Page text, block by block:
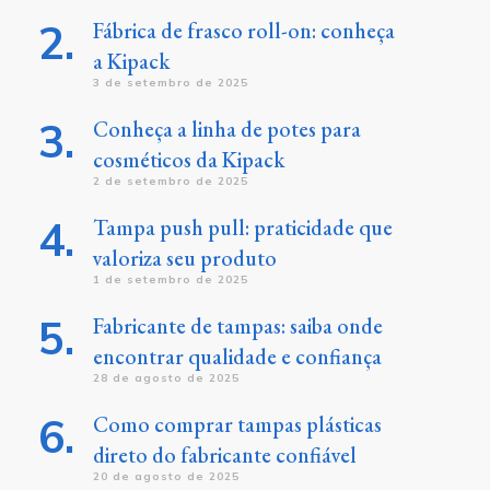
Fábrica de frasco roll-on: conheça
a Kipack
3 de setembro de 2025
Conheça a linha de potes para
cosméticos da Kipack
2 de setembro de 2025
Tampa push pull: praticidade que
valoriza seu produto
1 de setembro de 2025
Fabricante de tampas: saiba onde
encontrar qualidade e confiança
28 de agosto de 2025
Como comprar tampas plásticas
direto do fabricante confiável
20 de agosto de 2025